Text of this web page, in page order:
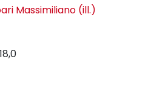
Massimiliano (ill.)